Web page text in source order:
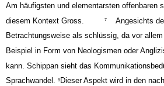
Am häufigsten und elementarsten offenbaren
diesem Kontext Gross.
7
Angesichts
Betrachtungsweise als schlüssig, da vor
Beispiel in Form von Neologismen oder
kann. Schippan sieht das
Sprachwandel. 8 Dieser Aspekt wird in den